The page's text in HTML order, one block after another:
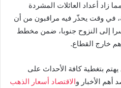
زاد أعداد العائلات المشردة
في وقت يحذّر فيه مراقبون من أن
إلى النزوح جنوبا، ضمن مخطط
خارج القطاع.
بتغطية كافة الأحداث على
الأخبار والاقتصاد أسعار الذهب